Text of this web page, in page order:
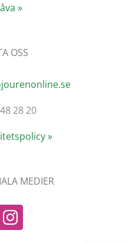
»
OSS
28 20
»
MEDIER